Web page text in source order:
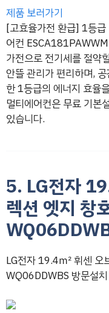
제품 보러가기
[고효율가전 환급] 1등
어컨
가전으로 전기세를 절약
안뜰 관리가 편리하며,
한 1등급의 에너지 효율
멀티에어컨은 무료 기본
있습니다.
5. LG전자
렉션 엣지 창
LG전자 19.4㎡ 휘센 오
WQ06DDWBS 방문설치